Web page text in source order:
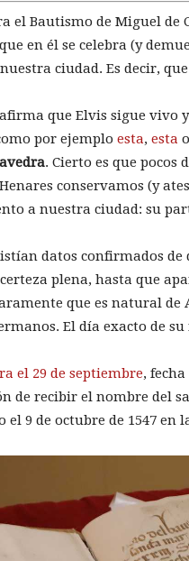
el Bautismo de Miguel de
en él se celebra (y
ciudad. Es decir,
que Elvis sigue vivo
por ejemplo esta, esta o
. Cierto es que pocos
conservamos (y
a nuestra ciudad: su
datos confirmados de
plena, hasta que
que es natural de
El día exacto de
el 29 de septiembre,
de recibir el nombre del
9 de octubre de 1547 en